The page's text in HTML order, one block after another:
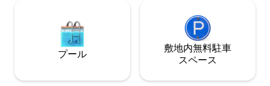
プール
敷地内無料駐⁠車
ス⁠ペ⁠ー⁠ス